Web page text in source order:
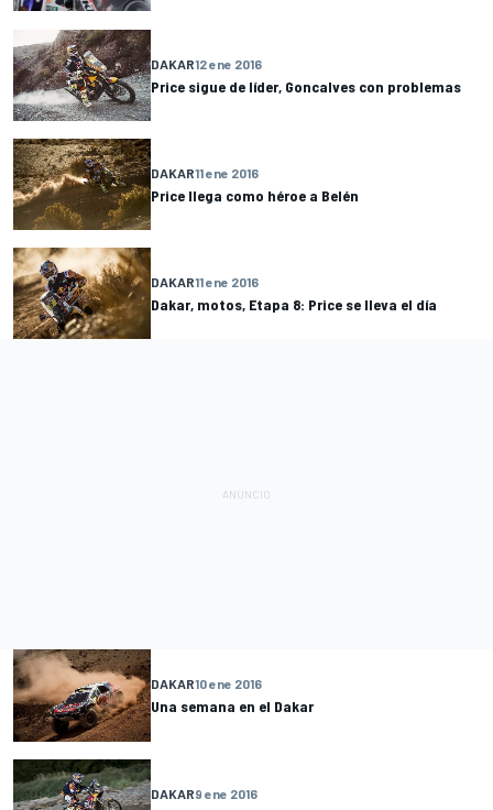
DAKAR12 ene 2016
Price sigue de líder, Goncalves con problemas
DAKAR11 ene 2016
Price llega como héroe a Belén
DAKAR11 ene 2016
Dakar, motos, Etapa 8: Price se lleva el día
DAKAR10 ene 2016
Una semana en el Dakar
DAKAR9 ene 2016